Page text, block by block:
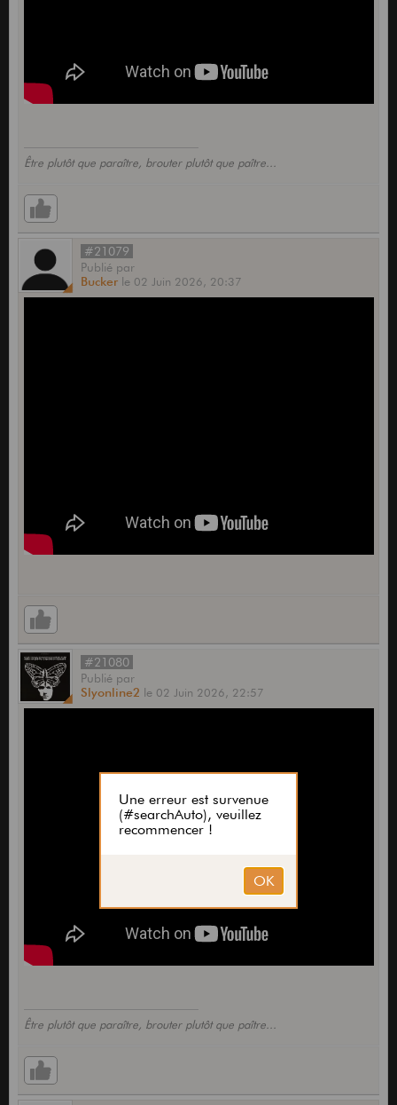
Être plutôt que paraître, brouter plutôt que paître...
#21079
Publié par
Bucker le 02 Juin 2026, 20:37
#21080
Publié par
Slyonline2 le 02 Juin 2026, 22:57
Être plutôt que paraître, brouter plutôt que paître...